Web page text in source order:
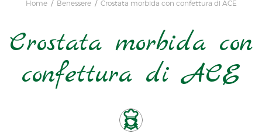
Home Benessere Crostata morbida con confettura di ACE
Crostata morbida con
confettura di ACE